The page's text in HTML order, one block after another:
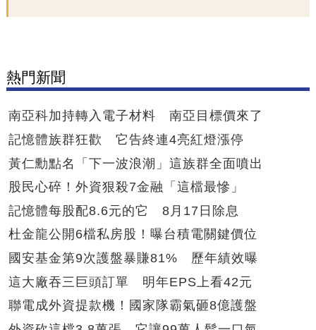
熱門新聞
南亞科加持轉入電子材料 南亞目標價來了
記憶體族群狂歡 它告終連4亮紅燈漲停
黃仁勳點名「下一波浪潮」這族群全面噴出
股民心碎！外資狠殺7金融「這檔最慘」
記憶體每股配8.6元的它 8月17日除息
杜金龍公開6檔私房股！曝台積電關鍵價位
國安基金第9次護盤暴賺81% 歷年績效曝
這大廠吞三巨頭訂單 明年EPS上看42元
聯電成外資提款機！國家隊霸氣砸8億護盤